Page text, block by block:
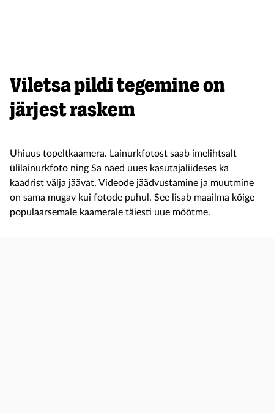
Viletsa pildi tegemine on
järjest raskem
Uhiuus topeltkaamera. Lainurkfotost saab imelihtsalt
ülilainurkfoto ning Sa näed uues kasutajaliideses ka
kaadrist välja jäävat. Videode jäädvustamine ja muutmine
on sama mugav kui fotode puhul. See lisab maailma kõige
populaarsemale kaamerale täiesti uue mõõtme.